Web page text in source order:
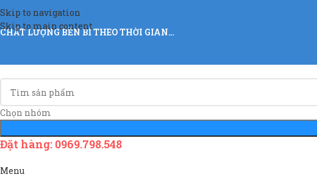
Skip to navigation
Skip to main content
CHẤT LƯỢNG BỀN BỈ THEO THỜI GIAN…
Chọn nhóm
Đặt hàng: 0969.798.548
Menu